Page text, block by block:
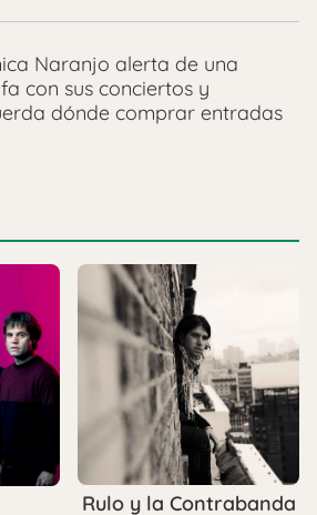
Naranjo alerta de una
con sus conciertos y
dónde comprar entradas
Rulo y la Contrabanda